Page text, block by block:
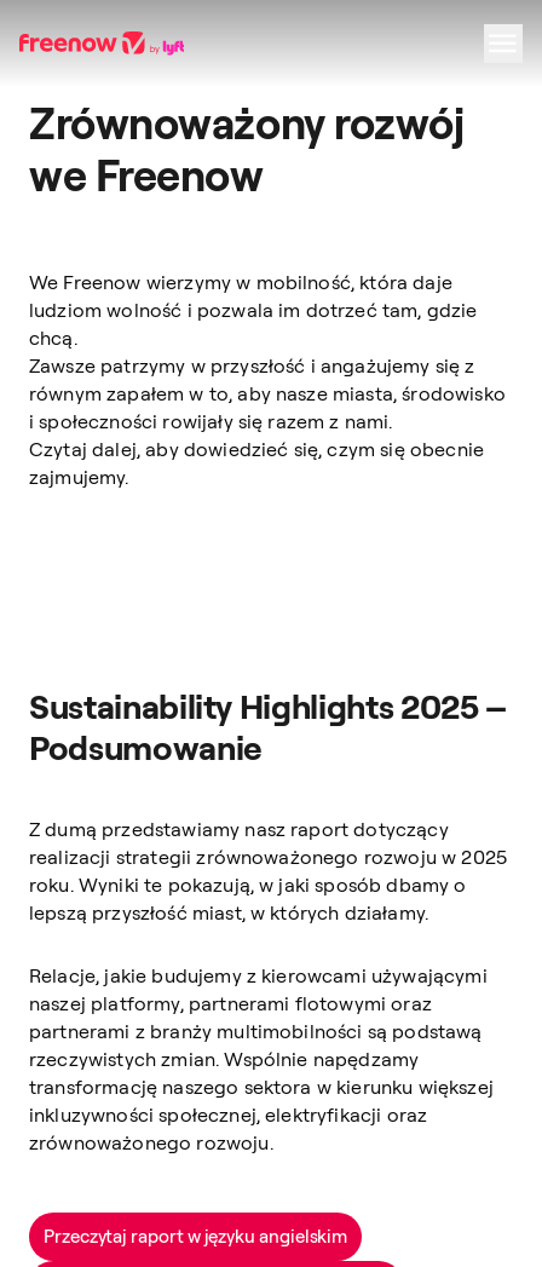
Navigation
Inhalt
Fußzeile
Zrównoważony rozwój
we Freenow
We Freenow wierzymy w mobilność, która daje
ludziom wolność i pozwala im dotrzeć tam, gdzie
chcą.
Zawsze patrzymy w przyszłość i angażujemy się z
równym zapałem w to, aby nasze miasta, środowisko
i społeczności rowijały się razem z nami.
Czytaj dalej, aby dowiedzieć się, czym się obecnie
zajmujemy.
Sustainability Highlights 2025 –
Podsumowanie
Z dumą przedstawiamy nasz raport dotyczący
realizacji strategii zrównoważonego rozwoju w 2025
roku. Wyniki te pokazują, w jaki sposób dbamy o
lepszą przyszłość miast, w których działamy.
Relacje, jakie budujemy z kierowcami używającymi
naszej platformy, partnerami flotowymi oraz
partnerami z branży multimobilności są podstawą
rzeczywistych zmian. Wspólnie napędzamy
transformację naszego sektora w kierunku większej
inkluzywności społecznej, elektryfikacji oraz
zrównoważonego rozwoju.
Przeczytaj raport w języku angielskim